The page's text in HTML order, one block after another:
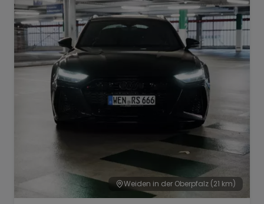
Weiden in der Oberpfalz (21 km)